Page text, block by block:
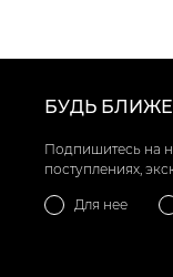
БУДЬ БЛИЖЕ
Подпишитесь на
поступлениях,
Для нее